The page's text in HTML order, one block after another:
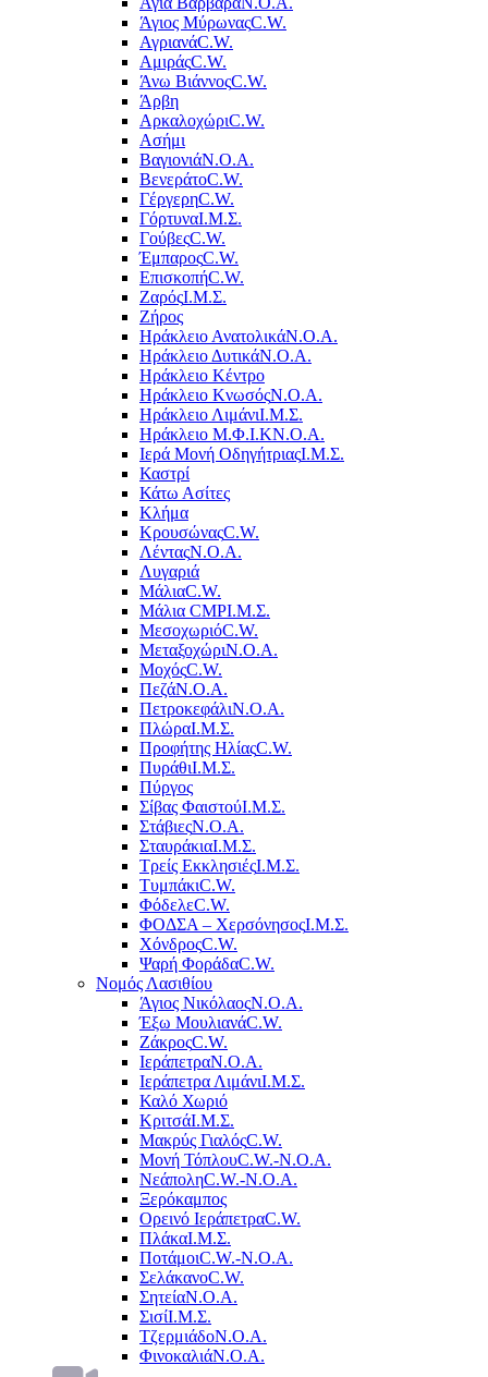
Άγιος ΜύρωναςC.W.
ΑγριανάC.W.
ΑμιράςC.W.
Άνω ΒιάννοςC.W.
Άρβη
ΑρκαλοχώριC.W.
Ασήμι
ΒαγιονιάΝ.Ο.Α.
ΒενεράτοC.W.
ΓέργερηC.W.
ΓόρτυναΙ.Μ.Σ.
ΓούβεςC.W.
ΈμπαροςC.W.
ΕπισκοπήC.W.
ΖαρόςΙ.Μ.Σ.
Ζήρος
Ηράκλειο ΑνατολικάΝ.Ο.Α.
Ηράκλειο ΔυτικάΝ.Ο.Α.
Ηράκλειο Κέντρο
Ηράκλειο ΚνωσόςΝ.Ο.Α.
Ηράκλειο ΛιμάνιΙ.Μ.Σ.
Ηράκλειο Μ.Φ.Ι.ΚΝ.Ο.Α.
Ιερά Μονή ΟδηγήτριαςΙ.Μ.Σ.
Καστρί
Κάτω Ασίτες
Κλήμα
ΚρουσώναςC.W.
ΛένταςΝ.Ο.Α.
Λυγαριά
ΜάλιαC.W.
Μάλια CMPΙ.Μ.Σ.
ΜεσοχωριόC.W.
ΜεταξοχώριΝ.Ο.Α.
ΜοχόςC.W.
ΠεζάΝ.Ο.Α.
ΠετροκεφάλιΝ.Ο.Α.
ΠλώραΙ.Μ.Σ.
Προφήτης ΗλίαςC.W.
ΠυράθιΙ.Μ.Σ.
Πύργος
Σίβας ΦαιστούΙ.Μ.Σ.
ΣτάβιεςΝ.Ο.Α.
ΣταυράκιαΙ.Μ.Σ.
Τρείς ΕκκλησιέςΙ.Μ.Σ.
ΤυμπάκιC.W.
ΦόδελεC.W.
ΦΟΔΣΑ – ΧερσόνησοςΙ.Μ.Σ.
ΧόνδροςC.W.
Ψαρή ΦοράδαC.W.
Νομός Λασιθίου
Άγιος ΝικόλαοςΝ.Ο.Α.
Έξω ΜουλιανάC.W.
ΖάκροςC.W.
ΙεράπετραΝ.Ο.Α.
Ιεράπετρα ΛιμάνιΙ.Μ.Σ.
Καλό Χωριό
ΚριτσάΙ.Μ.Σ.
Μακρύς ΓιαλόςC.W.
Μονή ΤόπλουC.W.-Ν.Ο.Α.
ΝεάποληC.W.-Ν.Ο.Α.
Ξερόκαμπος
Ορεινό ΙεράπετραC.W.
ΠλάκαΙ.Μ.Σ.
ΠοτάμοιC.W.-Ν.Ο.Α.
ΣελάκανοC.W.
ΣητείαΝ.Ο.Α.
ΣισίΙ.Μ.Σ.
ΤζερμιάδοΝ.Ο.Α.
ΦινοκαλιάΝ.Ο.Α.